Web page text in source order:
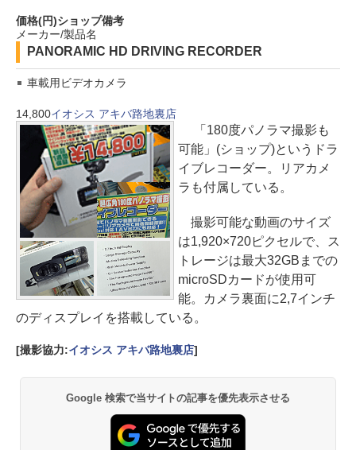
価格(円)ショップ備考
メーカー/製品名
PANORAMIC HD DRIVING RECORDER
車載用ビデオカメラ
14,800イオシス アキバ路地裏店
「180度パノラマ撮影も
可能」(ショップ)というドラ
イブレコーダー。リアカメ
ラも付属している。
撮影可能な動画のサイズ
は1,920×720ピクセルで、ス
トレージは最大32GBまでの
microSDカードが使用可
能。カメラ裏面に2,7インチ
のディスプレイを搭載している。
[撮影協力:イオシス アキバ路地裏店]
Google 検索で当サイトの記事を優先表示させる